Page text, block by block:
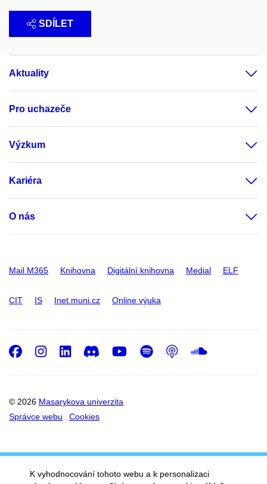
SDÍLET
Aktuality
Pro uchazeče
Výzkum
Kariéra
O nás
Mail M365 Knihovna Digitální knihovna Medial ELF
CIT IS Inet.muni.cz Online výuka
© 2026 Masarykova univerzita
Správce webu
Cookies
Facebook
Instagram
LinkedIn
DiscordYoutube
Spotify
Podcast
K vyhodnocování tohoto webu a k personalizaci